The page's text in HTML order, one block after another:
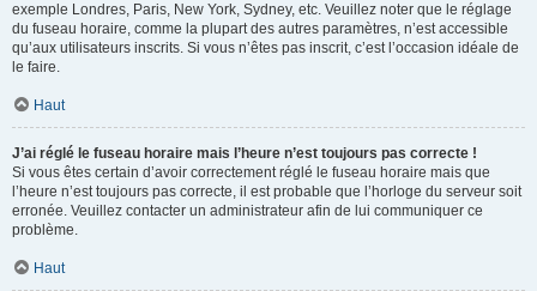
exemple Londres, Paris, New York, Sydney, etc. Veuillez noter que le réglage
du fuseau horaire, comme la plupart des autres paramètres, n’est accessible
qu’aux utilisateurs inscrits. Si vous n’êtes pas inscrit, c’est l’occasion idéale de
le faire.
Haut
J’ai réglé le fuseau horaire mais l’heure n’est toujours pas correcte !
Si vous êtes certain d’avoir correctement réglé le fuseau horaire mais que
l’heure n’est toujours pas correcte, il est probable que l’horloge du serveur soit
erronée. Veuillez contacter un administrateur afin de lui communiquer ce
problème.
Haut